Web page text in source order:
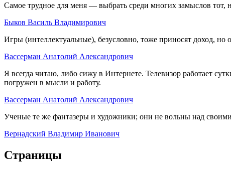
Самое трудное для меня — выбрать среди многих замыслов тот,
Быков Василь Владимирович
Игры (интеллектуальные), безусловно, тоже приносят доход, но
Вассерман Анатолий Александрович
Я всегда читаю, либо сижу в Интернете. Телевизор работает
погружен в мысли и работу.
Вассерман Анатолий Александрович
Ученые те же фантазеры и художники; они не вольны над
Вернадский Владимир Иванович
Страницы